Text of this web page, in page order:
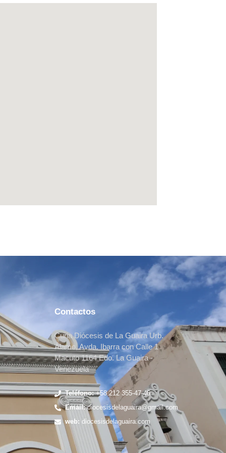
Contactos
Curia Diócesis de La Guaira Urb.
Álamo, Avda. Ibarra con Calle 1
Macuto 1164 Edo. La Guaira -
Venezuela
Teléfono:+58 212 355-47-46
Email:diocesisdelaguaira@gmail.com
web: diocesisdelaguaira.com